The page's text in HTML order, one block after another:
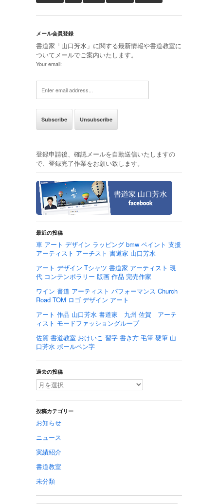
メール会員登録
書道家「山口芳水」に関する最新情報や書道教室に
ついてメールでご案内いたします。
Your email:
登録申請後、確認メールを自動送信いたしますの
で、登録完了作業をお願い致します。
最近の投稿
車 アート デザイン ラッピング bmw ペイント 支援
アーティスト アーチスト 書道家 山口芳水
アート デザイン Tシャツ 書道家 アーティスト 現
代 コンテンポラリー 版画 作品 完売作家
ワイン 書道 アーティスト パフォーマンス Church
Road TOM ロゴ デザイン アート
アート 作品 山口芳水 書道家 九州 佐賀 アーテ
ィスト モードファッショングループ
佐賀 書道教室 おけいこ 習字 書き方 毛筆 硬筆 山
口芳水 ボールペン字
過去の投稿
投稿カテゴリー
お知らせ
ニュース
実績紹介
書道教室
未分類